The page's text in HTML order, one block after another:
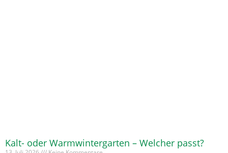
Kalt- oder Warmwintergarten – Welcher passt?